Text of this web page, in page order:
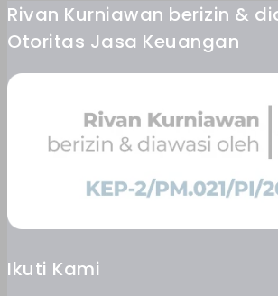
Rivan Kurniawan berizin &
Otoritas Jasa Keuangan
Ikuti Kami